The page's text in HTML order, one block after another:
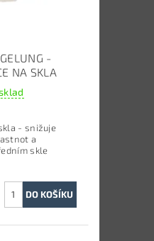
-
NA SKLA
- snižuje
a
skle